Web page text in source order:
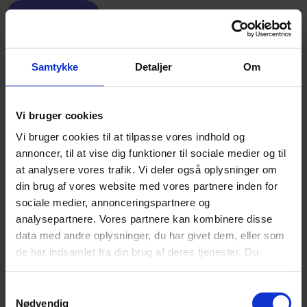
Samtykke Detaljer Om
Vi bruger cookies
Vi bruger cookies til at tilpasse vores indhold og
annoncer, til at vise dig funktioner til sociale medier og til
at analysere vores trafik. Vi deler også oplysninger om
din brug af vores website med vores partnere inden for
sociale medier, annonceringspartnere og
analysepartnere. Vores partnere kan kombinere disse
data med andre oplysninger, du har givet dem, eller som
de har indsamlet fra din brug af deres tjenester. Du
Nødvendig